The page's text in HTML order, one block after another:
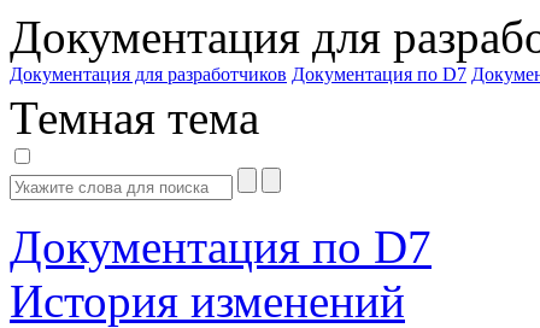
Документация для
Документация для разработчиков Документация по D7
Темная тема
Документация по D7
История изменений